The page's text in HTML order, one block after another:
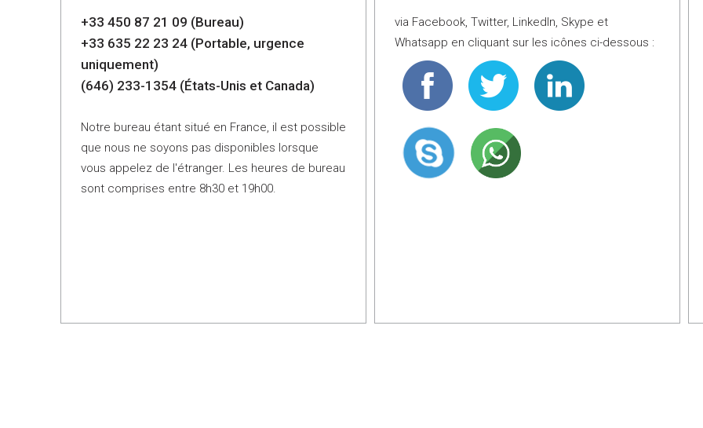
+33 450 87 21 09 (Bureau)
+33 635 22 23 24 (Portable, urgence
uniquement)
(646) 233-1354 (États-Unis et Canada)
Notre bureau étant situé en France, il est possible
que nous ne soyons pas disponibles lorsque
vous appelez de l'étranger. Les heures de bureau
sont comprises entre 8h30 et 19h00.
via Facebook, Twitter, LinkedIn, Skype et
Whatsapp en cliquant sur les icônes ci-dessous :